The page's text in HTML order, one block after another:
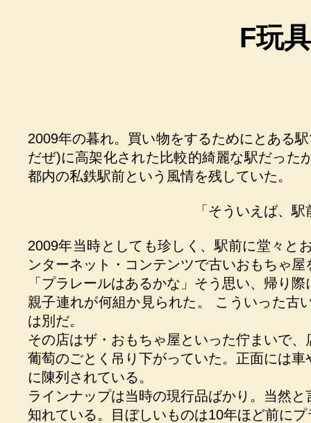
F玩
2009年の暮れ。買い物をするためにとある
だぜ)に高架化された比較的綺麗な駅だった
都内の私鉄駅前という風情を残していた。
「そういえば、
2009年当時としても珍しく、駅前に堂々と
ンターネット・コンテンツで古いおもちゃ
「プラレールはあるかな」そう思い、帰り
親子連れが何組か見られた。 こういった古
は別だ。
その店はザ・おもちゃ屋といった佇まいで
葡萄のごとく吊り下がっていた。正面には
に陳列されている。
ラインナップは当時の現行品ばかり。当然
知れている。目ぼしいものは10年ほど前に